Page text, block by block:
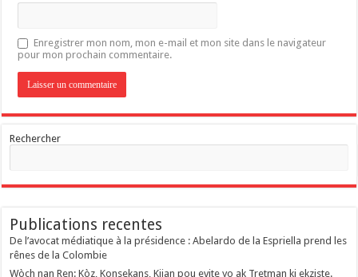
Enregistrer mon nom, mon e-mail et mon site dans le navigateur
pour mon prochain commentaire.
Rechercher
Publications recentes
De l’avocat médiatique à la présidence : Abelardo de la Espriella prend les
rênes de la Colombie
Wòch nan Ren: Kòz, Konsekans, Kijan pou evite yo ak Tretman ki ekziste.